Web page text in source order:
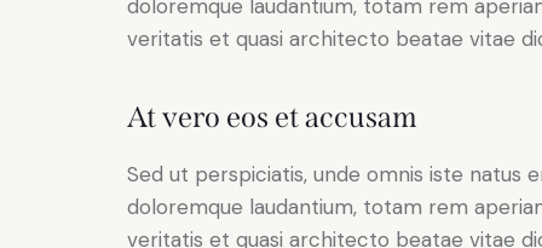
doloremque laudantium, totam rem
veritatis et quasi architecto beatae vitae
At vero eos et accusam
Sed ut perspiciatis, unde omnis iste natus
doloremque laudantium, totam rem
veritatis et quasi architecto beatae vitae